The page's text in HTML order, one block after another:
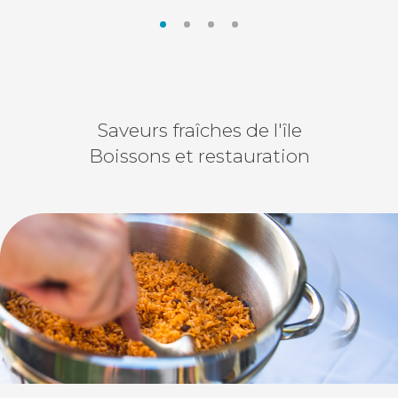
Saveurs fraîches de l'île
Boissons et restauration
FEATURED